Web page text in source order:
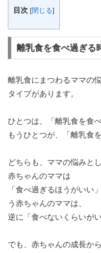
目次 [閉じる]
離乳食を食べ過ぎる
離乳食にまつわるママの
タイプがあります。
ひとつは、「離乳食を食べ
もうひとつが、「離乳食
どちらも、ママの悩みと
赤ちゃんのママは
「食べ過ぎるほうがいい
う赤ちゃんのママは、
逆に「食べないくらいが
でも、赤ちゃんの成長か